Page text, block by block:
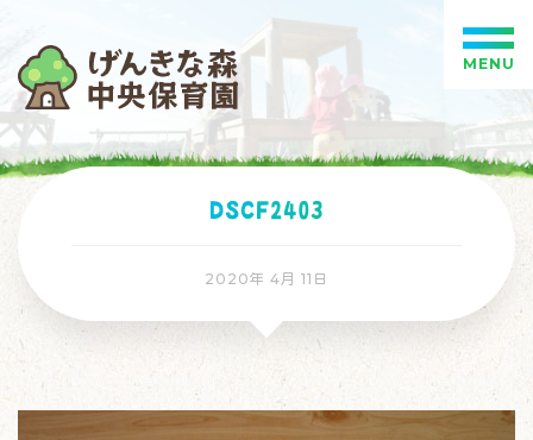
DSCF2403
2020年 4月 11日
MENU